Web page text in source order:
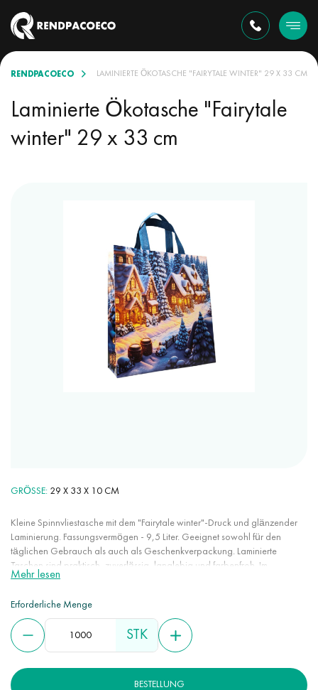
RENDPACOECO
SORTIMENT LAMINIERTE ÖKOTASCHE "FAIRYTALE WINTER" 29 X 33 CM
Laminierte Ökotasche "Fairytale
winter" 29 x 33 cm
GRÖSSE 29 Х 33 Х 10 CM
Kleine Spinnvliestasche mit dem "Fairytale winter"-Druck und glänzender
Laminierung. Fassungsvermögen - 9,5 Liter. Geeignet sowohl für den
täglichen Gebrauch als auch als Geschenkverpackung. Laminierte
Taschen sind praktisch, zuverlässig, langlebig und farbenfroh. Im
Gegensatz zu Papier- oder Polyethylentaschen sind sie um ein Vielfaches
guter Qualität aufzubringen. Eine glänzende oder matte Laminierung
verleiht dem Spinnvlies feuchtigkeitsbeständige Eigenschaften und erhöht
seine Leistungsfähigkeit.
Mehr lesen
Erforderliche Menge
STK
BESTELLUNG